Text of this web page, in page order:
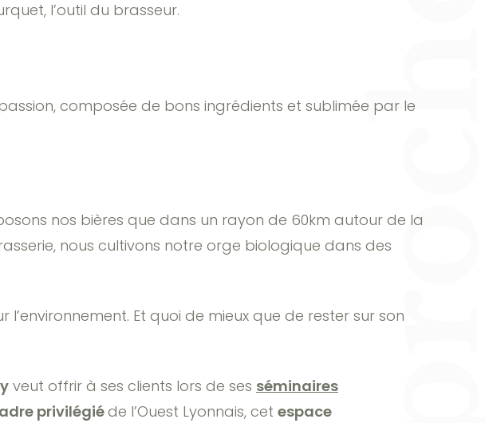
l’outil du brasseur.
composée de bons ingrédients et sublimée par le
nos bières que dans un rayon de 60km autour de la
nous cultivons notre orge biologique dans des
Et quoi de mieux que de rester sur son
veut offrir à ses clients lors de ses séminaires
privilégiéde l’Ouest Lyonnais, cet espace